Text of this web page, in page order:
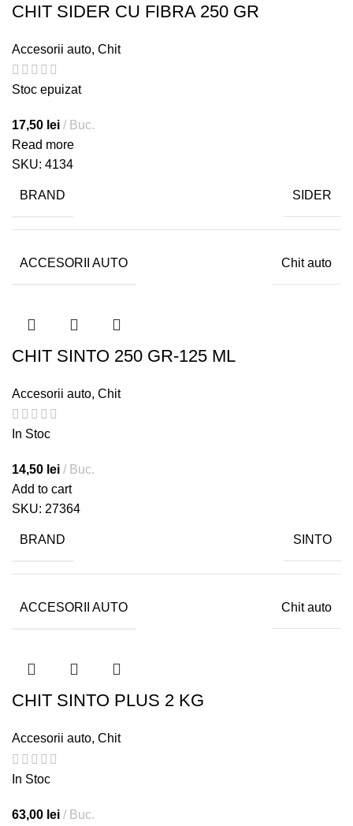
CHIT SIDER CU FIBRA 250 GR
Accesorii auto, Chit
Stoc epuizat
17,50 lei
Buc.
Read more
SKU: 4134
BRAND SIDER
ACCESORII AUTO Chit auto
CHIT SINTO 250 GR-125 ML
Accesorii auto, Chit
In Stoc
14,50 lei
Buc.
Add to cart
SKU: 27364
BRAND SINTO
ACCESORII AUTO Chit auto
CHIT SINTO PLUS 2 KG
Accesorii auto, Chit
In Stoc
63,00 lei
Buc.